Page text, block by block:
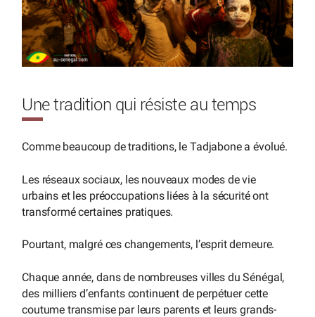
Une tradition qui résiste au temps
Comme beaucoup de traditions, le Tadjabone a évolué.
Les réseaux sociaux, les nouveaux modes de vie
urbains et les préoccupations liées à la sécurité ont
transformé certaines pratiques.
Pourtant, malgré ces changements, l’esprit demeure.
Chaque année, dans de nombreuses villes du Sénégal,
des milliers d’enfants continuent de perpétuer cette
coutume transmise par leurs parents et leurs grands-